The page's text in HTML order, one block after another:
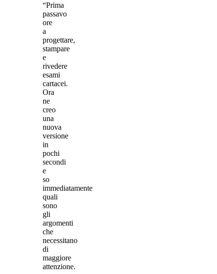
“Prima
passavo
ore
a
progettare,
stampare
e
rivedere
esami
cartacei.
Ora
ne
creo
una
nuova
versione
in
pochi
secondi
e
so
immediatamente
quali
sono
gli
argomenti
che
necessitano
di
maggiore
attenzione.